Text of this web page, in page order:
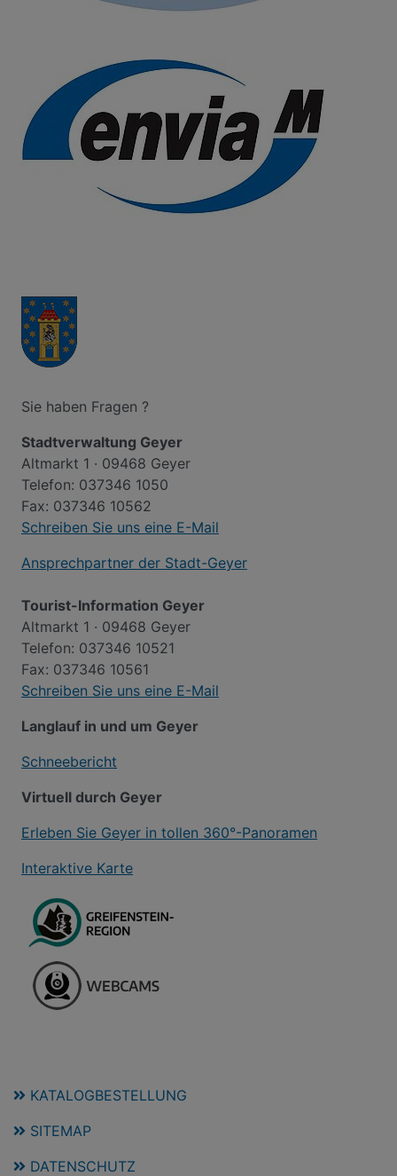
Sie haben Fragen ?
Stadtverwaltung Geyer
Altmarkt 1 · 09468 Geyer
Telefon: 037346 1050
Fax: 037346 10562
Schreiben Sie uns eine E-Mail
Ansprechpartner der Stadt-Geyer
Tourist-Information Geyer
Altmarkt 1 · 09468 Geyer
Telefon: 037346 10521
Fax: 037346 10561
Schreiben Sie uns eine E-Mail
Langlauf in und um Geyer
Schneebericht
Virtuell durch Geyer
Erleben Sie Geyer in tollen 360°-Panoramen
Interaktive Karte
KATALOGBESTELLUNG
SITEMAP
DATENSCHUTZ